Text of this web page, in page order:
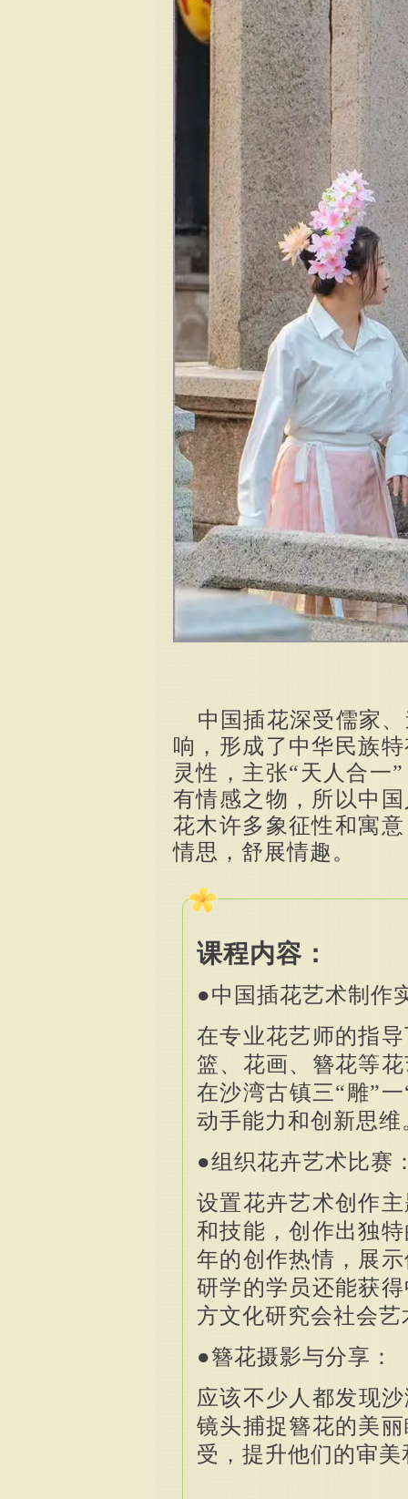
中国插花深受儒家
响，形成了中华民族
灵性，主张“天人合一
有情感之物，所以中
花木许多象征性和寓
情思，舒展情趣。
课程内容：
●中国插花艺术制作
在专业花艺师的指
篮、花画、簪花等
在沙湾古镇三“雕”
动手能力和创新思维
●组织花卉艺术比赛
设置花卉艺术创作
和技能，创作出独
年的创作热情，展
研学的学员还能获
方文化研究会社会
●簪花摄影与分享：
应该不少人都发现
镜头捕捉簪花的美
受，提升他们的审